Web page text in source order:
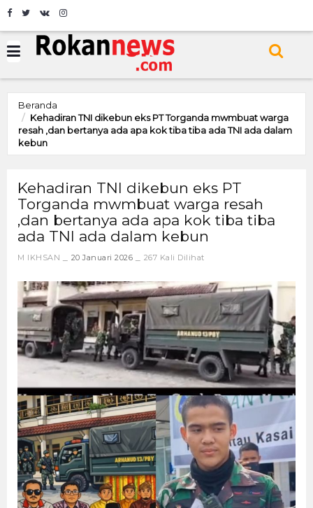
Beranda
Kehadiran TNI dikebun eks PT Torganda mwmbuat warga
resah ,dan bertanya ada apa kok tiba tiba ada TNI ada dalam
kebun
Kehadiran TNI dikebun eks PT
Torganda mwmbuat warga resah
,dan bertanya ada apa kok tiba tiba
ada TNI ada dalam kebun
M IKHSAN 20 Januari 2026 267 Kali Dilihat